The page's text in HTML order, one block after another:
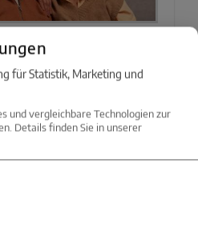
in Deutschland:
für Statistik, Marketing und
und vergleichbare Technologien zur
Details finden Sie in unserer